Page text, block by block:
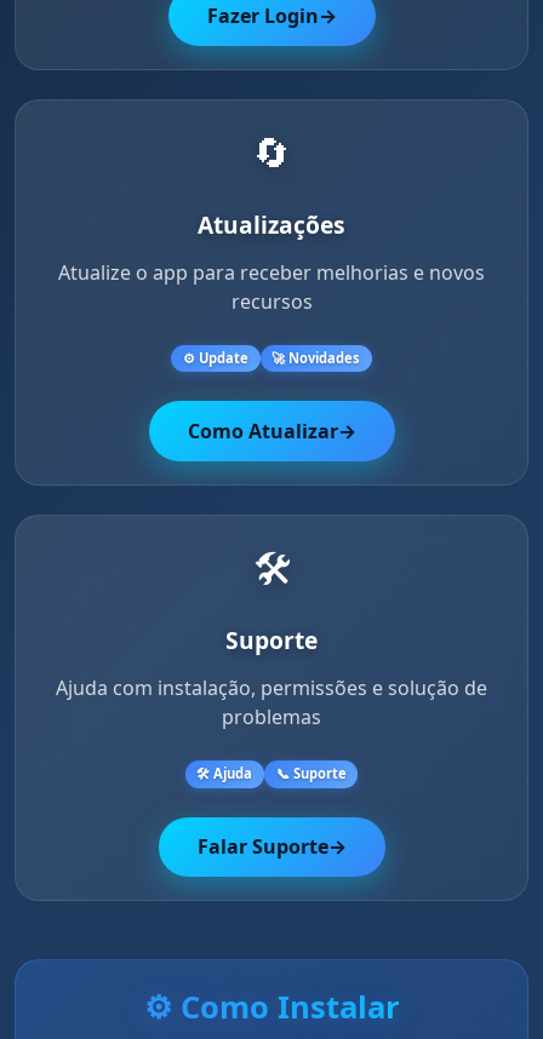
Fazer Login→
🔄
Atualizações
Atualize o app para receber melhorias e novos
recursos
⚙️ Update 🚀 Novidades
Como Atualizar→
🛠️
Suporte
Ajuda com instalação, permissões e solução de
problemas
🛠️ Ajuda 📞 Suporte
Falar Suporte→
⚙️ Como Instalar